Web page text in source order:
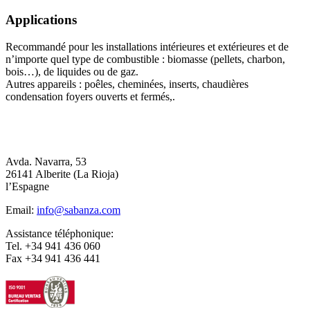
Applications
Recommandé pour les installations intérieures et extérieures et de
n’importe quel type de combustible : biomasse (pellets, charbon,
bois…), de liquides ou de gaz.
Autres appareils : poêles, cheminées, inserts, chaudières
condensation foyers ouverts et fermés,.
Avda. Navarra, 53
26141 Alberite (La Rioja)
l’Espagne
Email: info@sabanza.com
Assistance téléphonique:
Tel. +34 941 436 060
Fax +34 941 436 441